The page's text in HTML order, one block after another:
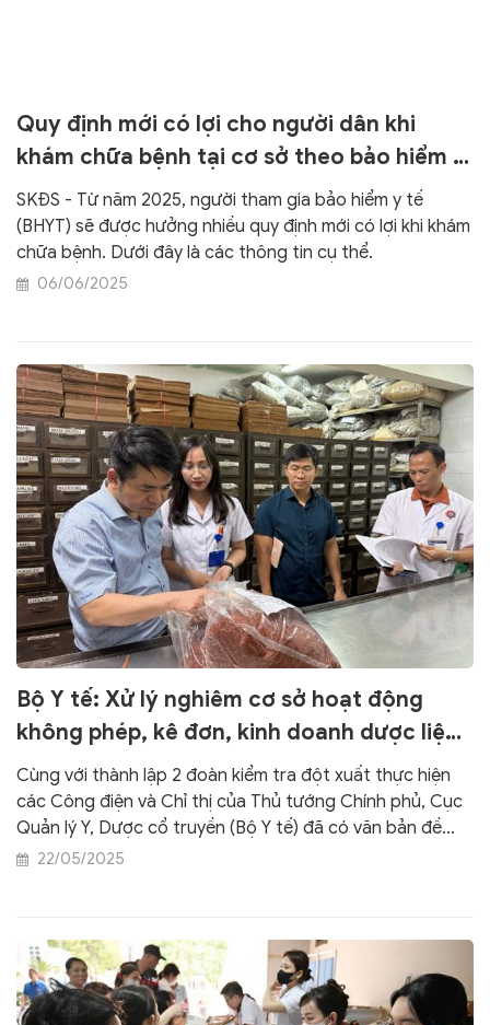
Quy định mới có lợi cho người dân khi
khám chữa bệnh tại cơ sở theo bảo hiểm y
tế từ 2025
SKĐS - Từ năm 2025, người tham gia bảo hiểm y tế
(BHYT) sẽ được hưởng nhiều quy định mới có lợi khi khám
chữa bệnh. Dưới đây là các thông tin cụ thể.
06/06/2025
Bộ Y tế: Xử lý nghiêm cơ sở hoạt động
không phép, kê đơn, kinh doanh dược liệu,
thuốc cổ truyền không rõ nguồn gốc
Cùng với thành lập 2 đoàn kiểm tra đột xuất thực hiện
các Công điện và Chỉ thị của Thủ tướng Chính phủ, Cục
Quản lý Y, Dược cổ truyền (Bộ Y tế) đã có văn bản đề
nghị Sở Y tế các tỉnh, thành phố tăng cường thanh, kiểm
22/05/2025